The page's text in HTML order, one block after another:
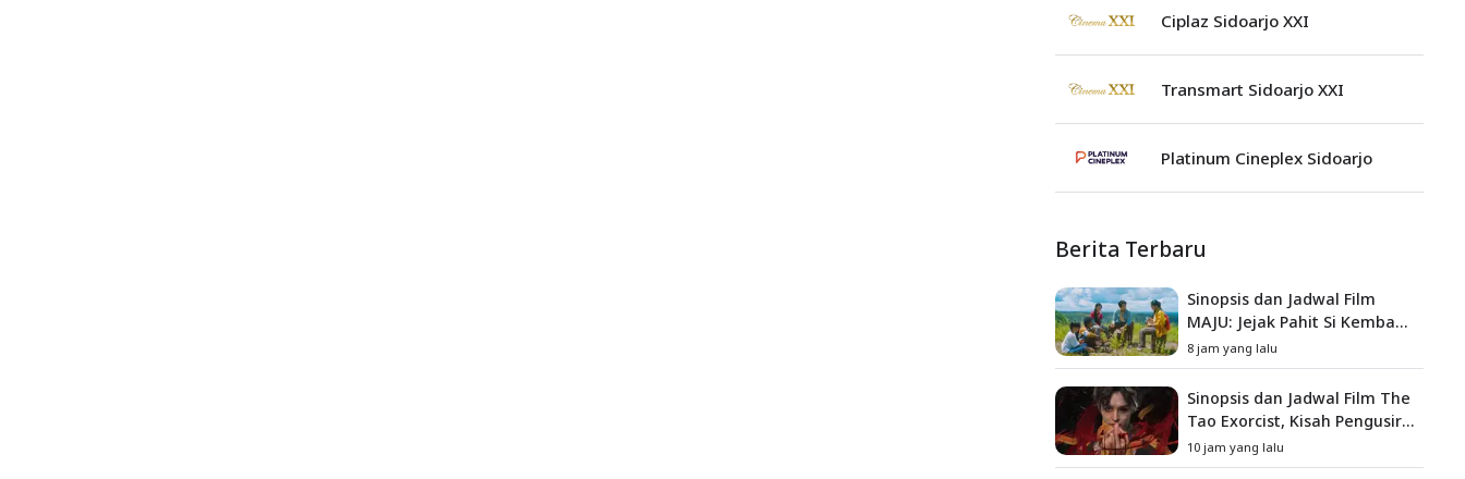
Ciplaz Sidoarjo XXI
Transmart Sidoarjo XXI
Platinum Cineplex Sidoarjo
Berita Terbaru
Sinopsis dan Jadwal Film
MAJU: Jejak Pahit Si Kembang
Gula, Misteri Hilangnya
Bagas di Lokasi Jambore
8 jam yang lalu
Sinopsis dan Jadwal Film The
Tao Exorcist, Kisah Pengusir
Setan Melawan Kutukan
Mematikan
10 jam yang lalu